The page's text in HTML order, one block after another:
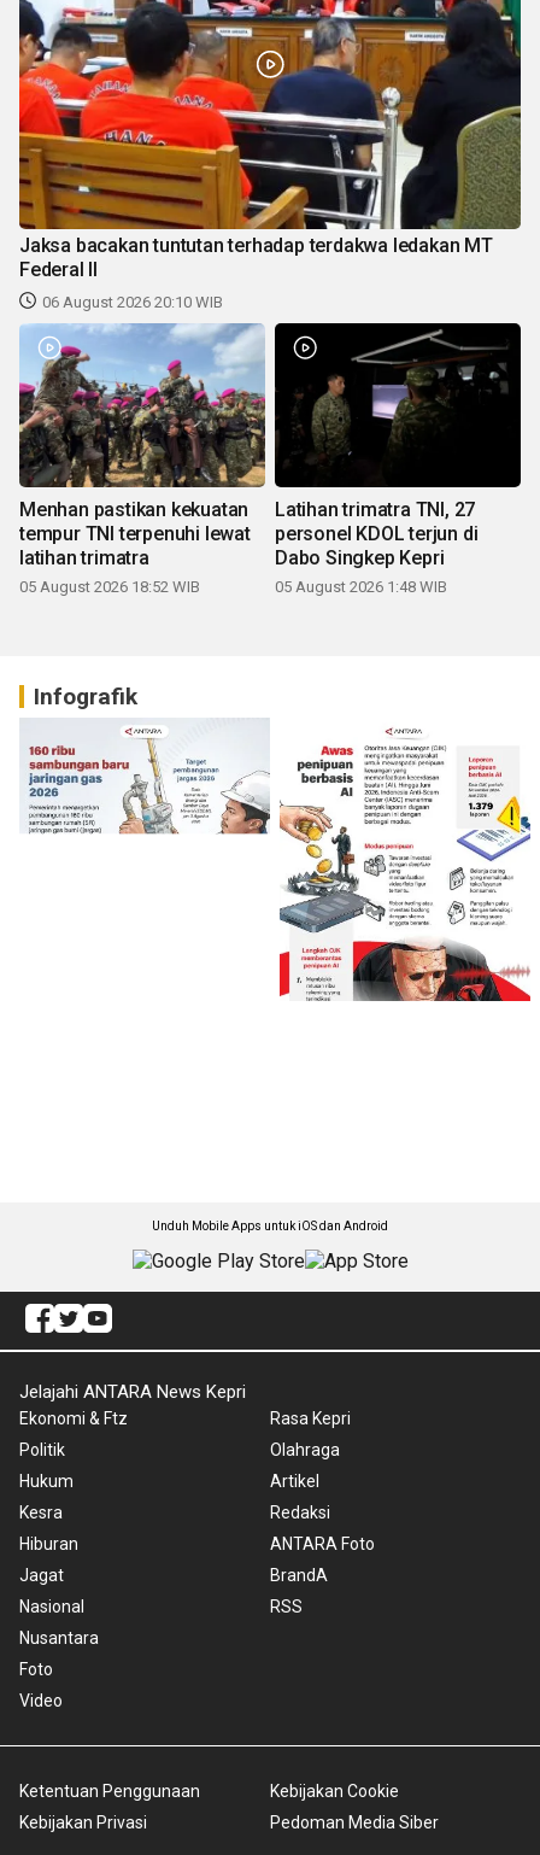
Jaksa bacakan tuntutan terhadap terdakwa ledakan MT
Federal II
06 August 2026 20:10 WIB
Menhan pastikan kekuatan
tempur TNI terpenuhi lewat
latihan trimatra
05 August 2026 18:52 WIB
Latihan trimatra TNI, 27
personel KDOL terjun di
Dabo Singkep Kepri
05 August 2026 1:48 WIB
Infografik
Unduh Mobile Apps untuk iOS dan Android
Jelajahi ANTARA News Kepri
Ekonomi & Ftz
Politik
Hukum
Kesra
Hiburan
Jagat
Nasional
Nusantara
Foto
Video
Rasa Kepri
Olahraga
Artikel
Redaksi
ANTARA Foto
BrandA
RSS
Ketentuan Penggunaan
Kebijakan Privasi
Kebijakan Cookie
Pedoman Media Siber